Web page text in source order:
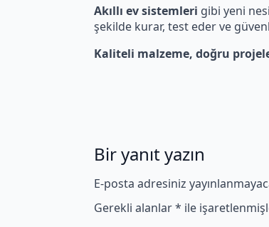
Akıllı ev sistemleri gibi yeni
şekilde kurar, test eder ve
Kaliteli malzeme, doğru
Bir yanıt yazın
E-posta adresiniz
Gerekli alanlar* ile